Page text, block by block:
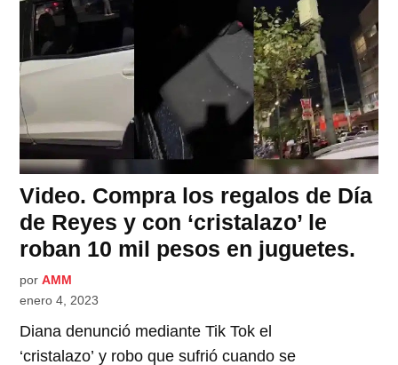
Video. Compra los regalos de Día
de Reyes y con ‘cristalazo’ le
roban 10 mil pesos en juguetes.
por AMM
enero 4, 2023
Diana denunció mediante Tik Tok el
‘cristalazo’ y robo que sufrió cuando se